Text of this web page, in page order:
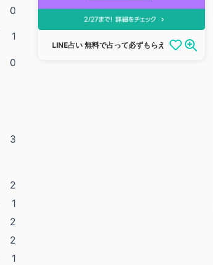
0
1
0
3
2
1
2
2
1
LINE占い 無料で占って必ずもらえる！